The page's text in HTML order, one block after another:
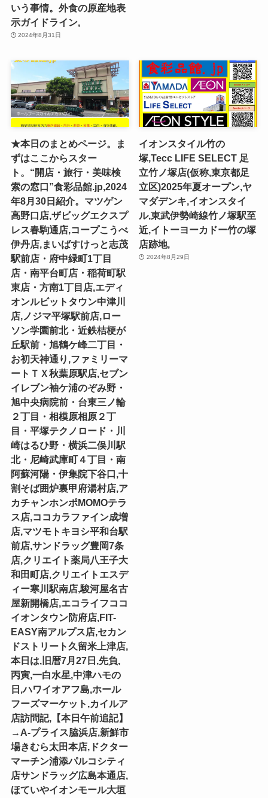
いう事情。外食の原産地表
示ガイドライン,
2024年8月31日
★本日のまとめページ。ま
ずはここからスター
ト。“開店・旅行・美味検
索の窓口”食彩品館.jp,2024
年8月30日紹介。マツゲン
高野口店,ザビッグエクスプ
レス春駒通店,コープこうべ
伊丹店,まいばすけっと志茂
駅前店・府中緑町1丁目
店・南平台町店・稲荷町駅
東店・方南1丁目店,エディ
オンルビットタウン中津川
店,ノジマ平塚駅前店,ロー
ソン学園前北・近鉄桔梗が
丘駅前・旭鶴ケ峰二丁目・
お初天神通り,ファミリーマ
ートＴＸ秋葉原駅店,セブン
イレブン袖ケ浦のぞみ野・
旭中央病院前・台東三ノ輪
２丁目・相模原相原２丁
目・平塚テクノロード・川
崎はるひ野・横浜二俣川駅
北・尼崎武庫町４丁目・南
阿蘇河陽・伊集院下谷口,十
割そば囲炉裏甲府湯村店,ア
カチャンホンポMOMOテラ
ス店,ココカラファイン成増
店,マツモトキヨシ平和台駅
前店,サンドラッグ豊岡7条
店,クリエイト薬局八王子大
和田町店,クリエイトエスデ
ィー寒川駅南店,駿河屋名古
屋新開橋店,エコライフココ
イオンタウン防府店,FIT-
EASY南アルプス店,セカン
ドストリート久留米上津店,
本日は,旧暦7月27日,先負,
丙寅,一白水星,中津ハモの
日,ハワイオアフ島,ホール
フーズマーケット,カイルア
店訪問記,【本日午前追記】
→A-プライス脇浜店,新鮮市
場きむら太田本店,ドクター
マーチン浦添パルコシティ
店サンドラッグ広島本通店,
ほていやイオンモール大垣
イオンスタイル竹の
塚,Tecc LIFE SELECT ⾜
⽴⽵ノ塚店(仮称,東京都足
立区)2025年夏オープン,ヤ
マダデンキ,イオンスタイ
ル,東武伊勢崎線竹ノ塚駅至
近,イトーヨーカドー竹の塚
店跡地,
2024年8月29日